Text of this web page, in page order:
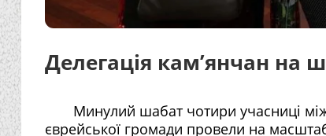
Делегація кам’янчан на
Минулий шабат чотири учасниці
єврейської громади провели на